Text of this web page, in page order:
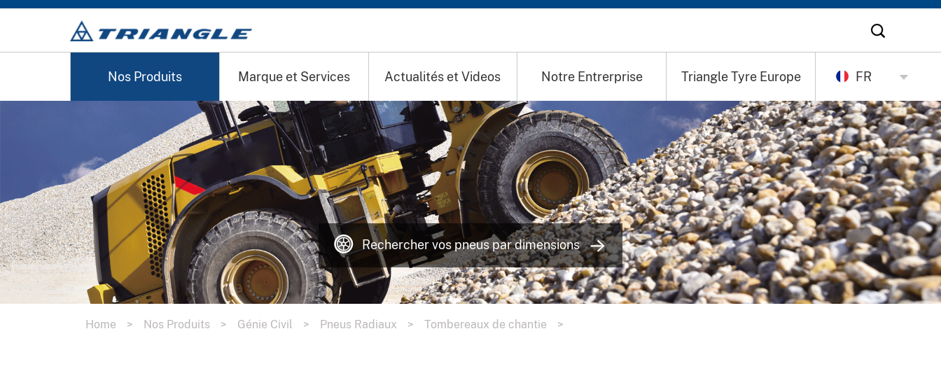
Nos Produits Marque et Services Actualités et Videos Notre Entrerprise Triangle Tyre Europe FR
Rechercher vos pneus par dimensions
Home > Nos Produits > Génie Civil > Pneus Radiaux > Tombereaux de chantie >